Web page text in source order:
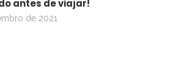
antes de viajar!
de 2021